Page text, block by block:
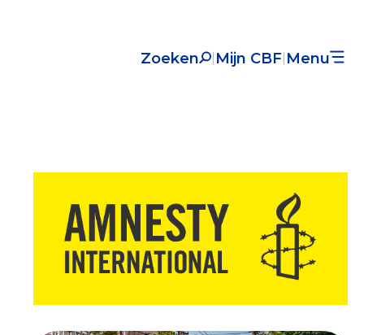
Zoeken Mijn CBF Menu
Register Erkende Donatieplatformen